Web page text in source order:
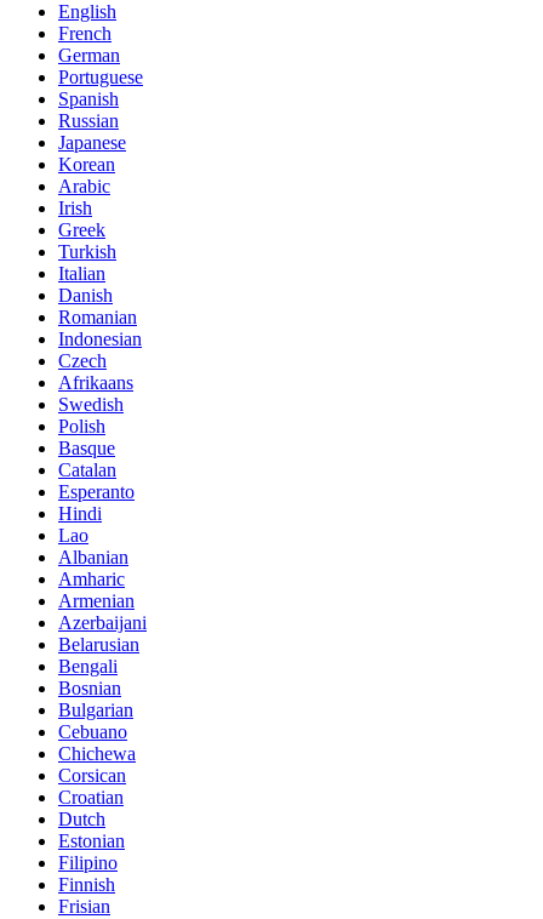
English
French
German
Portuguese
Spanish
Russian
Japanese
Korean
Arabic
Irish
Greek
Turkish
Italian
Danish
Romanian
Indonesian
Czech
Afrikaans
Swedish
Polish
Basque
Catalan
Esperanto
Hindi
Lao
Albanian
Amharic
Armenian
Azerbaijani
Belarusian
Bengali
Bosnian
Bulgarian
Cebuano
Chichewa
Corsican
Croatian
Dutch
Estonian
Filipino
Finnish
Frisian